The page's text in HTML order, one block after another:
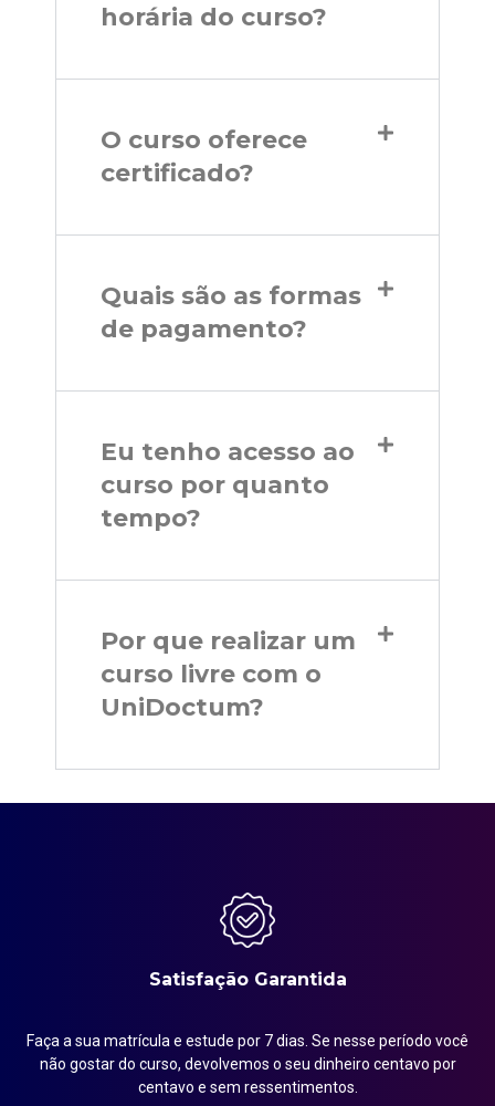
horária do curso?
O curso oferece
certificado?
Quais são as formas
de pagamento?
Eu tenho acesso ao
curso por quanto
tempo?
Por que realizar um
curso livre com o
UniDoctum?
Satisfação Garantida
Faça a sua matrícula e estude por 7 dias. Se nesse período você
não gostar do curso, devolvemos o seu dinheiro centavo por
centavo e sem ressentimentos.